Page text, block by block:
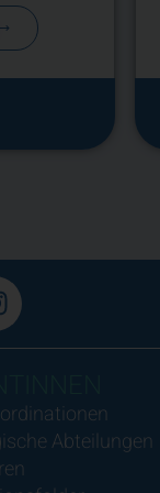
Abteilungen